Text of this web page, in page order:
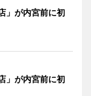
」が内宮前に初
」が内宮前に初